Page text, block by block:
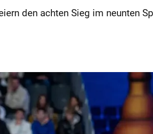
den achten Sieg im neunten